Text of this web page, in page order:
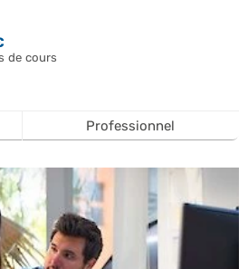
de cours
Professionnel